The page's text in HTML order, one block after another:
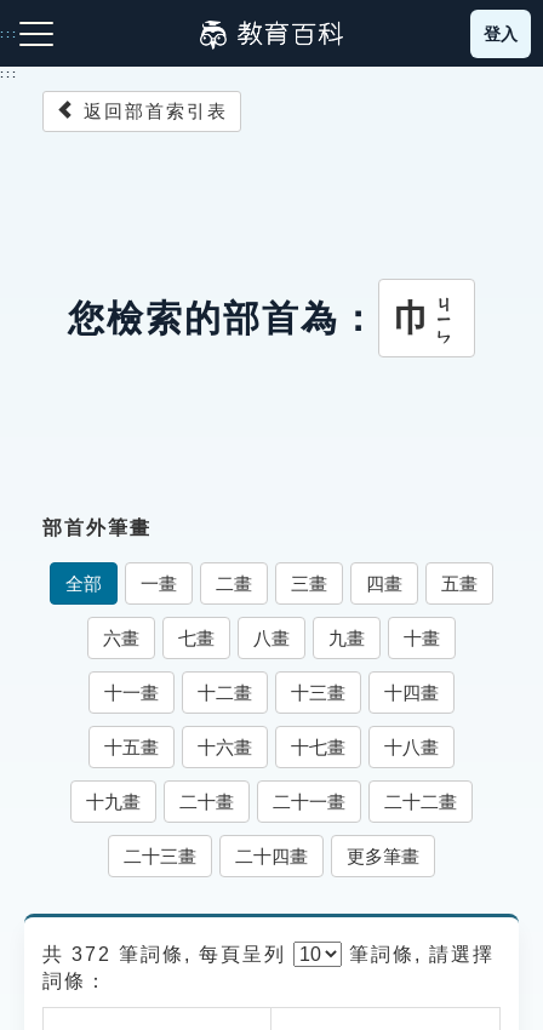
到
主
:::
索引選單
知識索引
單字索引
生命大百科索引
遊戲專區
教學應用
登入
:::
返回部首索引表
您檢索的部首為： 巾 ㄐㄧㄣ
部首外筆畫
全部 一畫 二畫 三畫 四畫 五畫
六畫 七畫 八畫 九畫 十畫
十一畫 十二畫 十三畫 十四畫
十五畫 十六畫 十七畫 十八畫
十九畫 二十畫 二十一畫 二十二畫
二十三畫 二十四畫 更多筆畫
共 372 筆詞條, 每頁呈列 筆詞條, 請選擇
詞條：